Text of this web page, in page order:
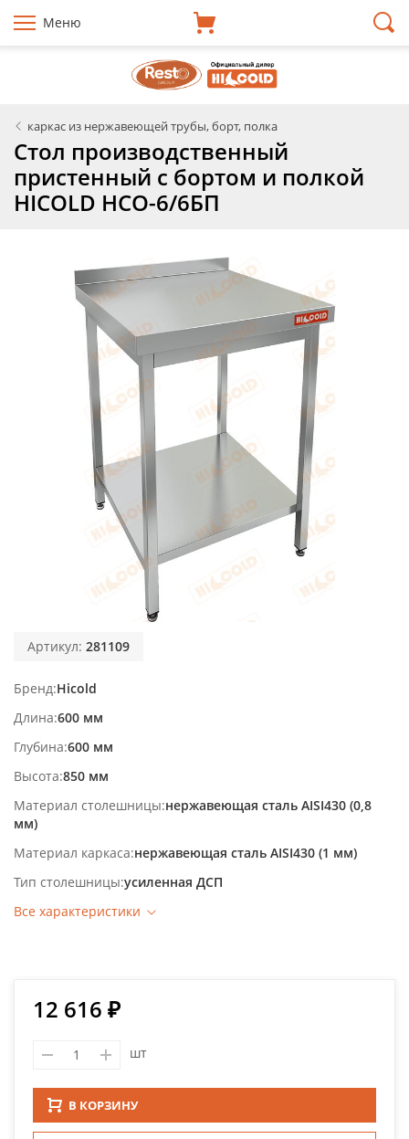
Меню
каркас из нержавеющей трубы, борт, полка
Стол производственный
пристенный с бортом и полкой
HICOLD НСО-6/6БП
Артикул: 281109
Бренд Hicold
Длина 600 мм
Глубина 600 мм
Высота 850 мм
Материал столешницы нержавеющая сталь AISI430 (0,8
мм)
Материал каркаса нержавеющая сталь AISI430 (1 мм)
Тип столешницы усиленная ДСП
Все характеристики
12 616 ₽
шт
В КОРЗИНУ